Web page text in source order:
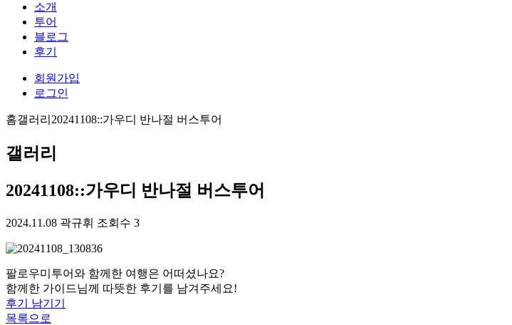
소개
투어
블로그
후기
회원가입
로그인
홈갤러리 20241108::가우디 반나절 버스투어
갤러리
20241108::가우디 반나절 버스투어
2024.11.08 곽규휘 조회수 3
팔로우미투어와 함께한 여행은 어떠셨나요?
함께한 가이드님께 따뜻한 후기를 남겨주세요!
후기 남기기
목록으로